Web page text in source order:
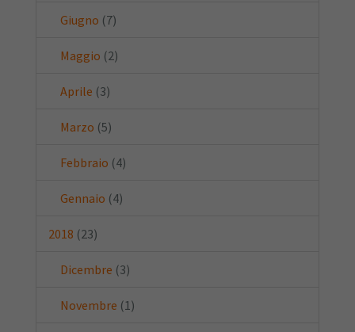
Giugno (7)
Maggio (2)
Aprile (3)
Marzo (5)
Febbraio (4)
Gennaio (4)
2018 (23)
Dicembre (3)
Novembre (1)